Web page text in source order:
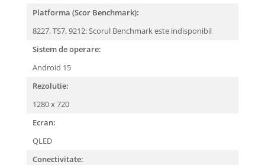
Platforma (Scor Benchmark):
8227, TS7, 9212: Scorul Benchmark este indisponibil
Sistem de operare:
Android 15
Rezolutie:
1280 x 720
Ecran:
QLED
Conectivitate: